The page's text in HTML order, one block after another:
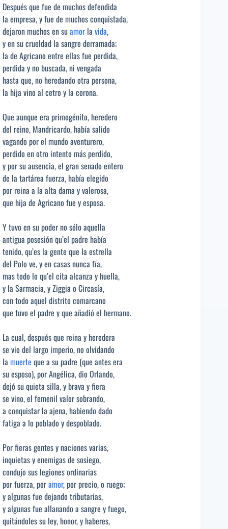
Después que fue de muchos defendida
la empresa, y fue de muchos conquistada,
dejaron muchos en suamor la vida,
y en su crueldad la sangre derramada;
la de Agricano entre ellas fue perdida,
perdida y no buscada, ni vengada
hasta que, no heredando otra persona,
la hija vino al cetro y la corona.
Que aunque era primogénito, heredero
del reino, Mandricardo, había salido
vagando por el mundo aventurero,
perdido en otro intento más perdido,
y por su ausencia, el gran senado entero
de la tartárea fuerza, había elegido
por reina a la alta dama y valerosa,
que hija de Agricano fue y esposa.
Y tuvo en su poder no sólo aquella
antigua posesión qu’el padre había
tenido, qu’es la gente que la estrella
del Polo ve, y en casas nunca fía,
mas todo lo qu’el cita alcanza y huella,
y la Sarmacia, y Ziggia o Circasía,
con todo aquel distrito comarcano
que tuvo el padre y que añadió el hermano.
La cual, después que reina y heredera
se vio del largo imperio, no olvidando
la muerte que a su padre (que antes era
su esposo), por Angélica, dio Orlando,
dejó su quieta silla, y brava y fiera
se vino, el femenil valor sobrando,
a conquistar la ajena, habiendo dado
fatiga a lo poblado y despoblado.
Por fieras gentes y naciones varias,
inquietas y enemigas de sosiego,
condujo sus legiones ordinarias
por fuerza, poramor, por precio, o ruego;
y algunas fue dejando tributarias,
y algunas fue allanando a sangre y fuego,
quitándoles su ley, honor, y haberes,